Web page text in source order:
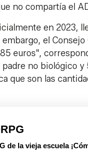
no compartía el
en 2023,
el
euros",
no biológico y
que son las
de la vieja escuela